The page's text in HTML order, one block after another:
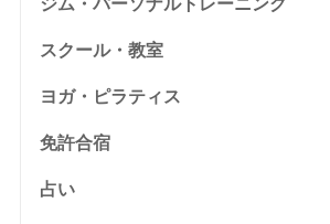
スクール・教室
ヨガ・ピラティス
免許合宿
占い